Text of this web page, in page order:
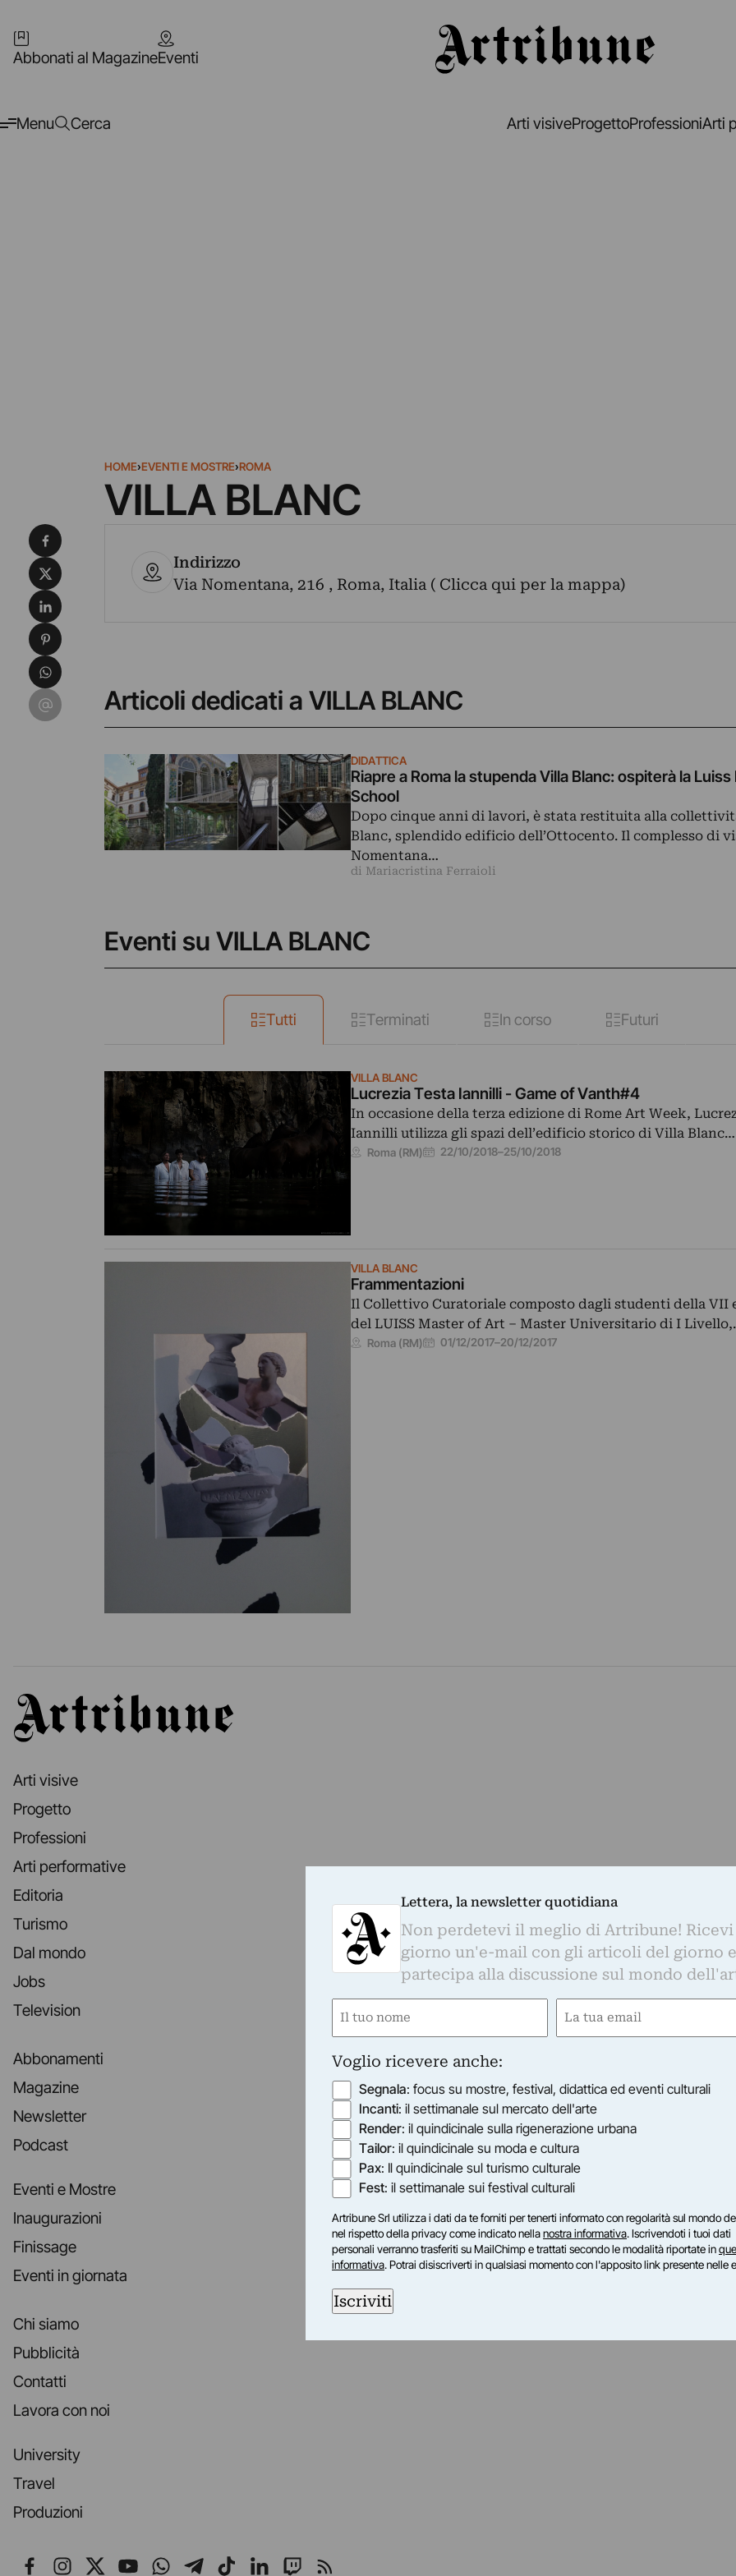
Abbonati al MagazineEventi
Menu Cerca Arti visiveProgettoProfessioniArti
HOME›EVENTI E MOSTRE›ROMA
VILLA BLANC
Indirizzo
Via Nomentana, 216 , Roma, Italia ( Clicca qui per la mappa)
Articoli dedicati a VILLA BLANC
DIDATTICA
Riapre a Roma la stupenda Villa Blanc: ospiterà la
School
Dopo cinque anni di lavori, è stata restituita alla
Blanc, splendido edificio dell’Ottocento. Il complesso di
Nomentana…
di Mariacristina Ferraioli
Eventi su VILLA BLANC
Tutti Terminati In corso Futuri
VILLA BLANC
Lucrezia Testa Iannilli - Game of Vanth#4
In occasione della terza edizione di Rome Art Week,
Iannilli utilizza gli spazi dell’edificio storico di Villa Blanc…
Roma (RM) 22/10/2018–25/10/2018
VILLA BLANC
Frammentazioni
Il Collettivo Curatoriale composto dagli studenti della VII
del LUISS Master of Art – Master Universitario di I
Roma (RM) 01/12/2017–20/12/2017
Condividi su Facebook
Condividi su X
Condividi su LinkedIn
Condividi su Pinterest
Condividi su WhatsApp
Condividi su Email
Artribune
Arti visive
Progetto
Professioni
Arti performative
Editoria
Turismo
Dal mondo
Jobs
Television
Abbonamenti
Magazine
Newsletter
Podcast
Eventi e Mostre
Inaugurazioni
Finissage
Eventi in giornata
Chi siamo
Pubblicità
Contatti
Lavora con noi
University
Travel
Produzioni
Seguici su Facebook
Seguici su Instagram
Seguici su X
Seguici su YouTube
Seguici su WhatsApp
Seguici su Telegram
Seguici su TikTok
Seguici su LinkedIn
Seguici su Twitch
Seguici su Rss
Lettera, la newsletter quotidiana
Non perdetevi il meglio di Artribune! Ricevi
giorno un'e-mail con gli articoli del giorno e
partecipa alla discussione sul mondo
Nome
Email
Voglio ricevere anche:
Segnala: focus su mostre, festival, didattica ed eventi culturali
Incanti: il settimanale sul mercato dell'arte
Render: il quindicinale sulla rigenerazione urbana
Tailor: il quindicinale su moda e cultura
Pax: Il quindicinale sul turismo culturale
Fest: il settimanale sui festival culturali
Artribune Srl utilizza i dati da te forniti per tenerti informato con regolarità sul mondo
nel rispetto della privacy come indicato nellanostra informativa. Iscrivendoti i tuoi dati
personali verranno trasferiti su MailChimp e trattati secondo le modalità riportate in
informativa. Potrai disiscriverti in qualsiasi momento con l'apposito link presente nelle
Iscriviti